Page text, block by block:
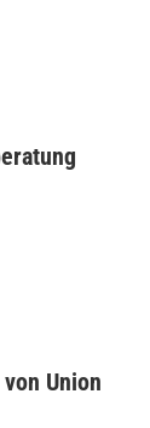
Union